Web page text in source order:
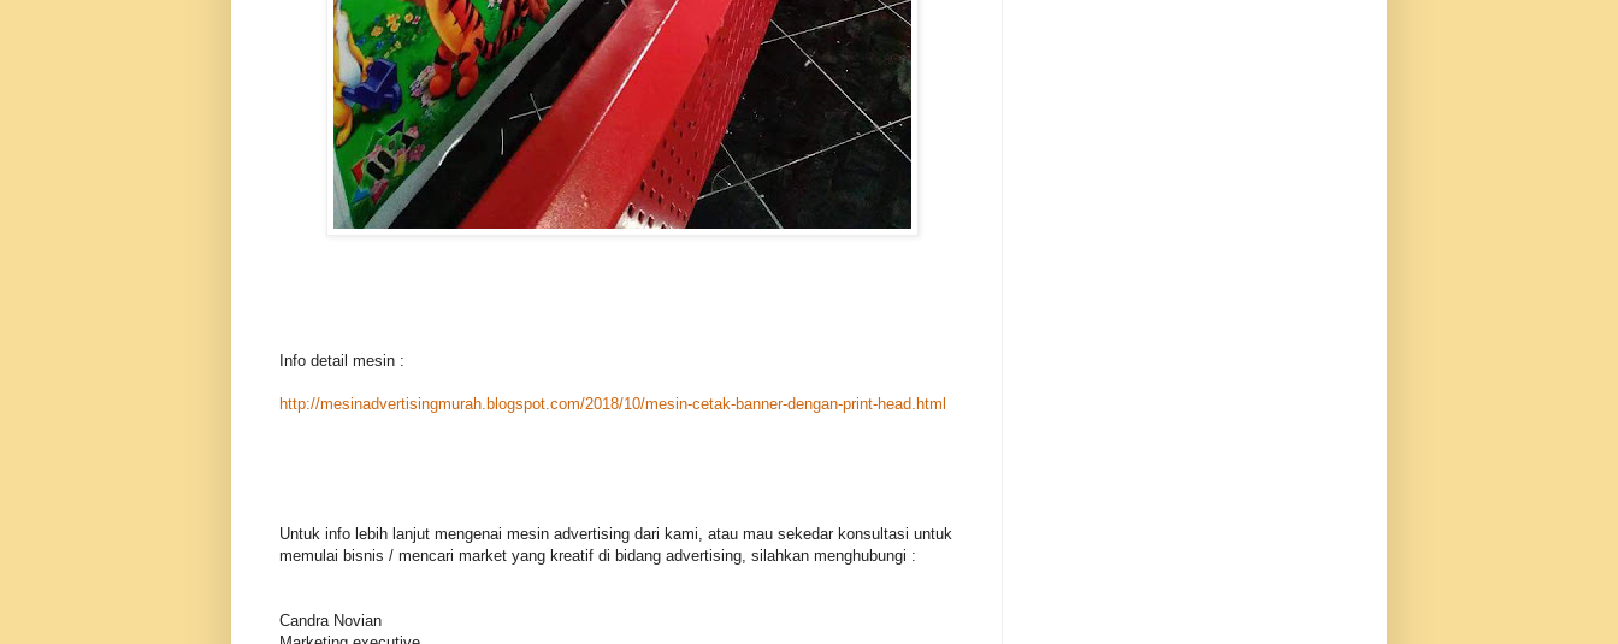
Info detail mesin :
http://mesinadvertisingmurah.blogspot.com/2018/10/mesin-cetak-banner-dengan-print-head.html
Untuk info lebih lanjut mengenai mesin advertising dari kami, atau mau sekedar konsultasi untuk
memulai bisnis / mencari market yang kreatif di bidang advertising, silahkan menghubungi :
Candra Novian